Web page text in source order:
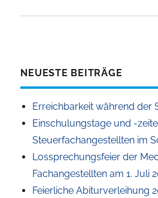
NEUESTE BEITRÄGE
Erreichbarkeit während der
Einschulungstage und -
Steuerfachangestellten im
Lossprechungsfeier der
Fachangestellten am 1. Juli
Feierliche Abiturverleihung